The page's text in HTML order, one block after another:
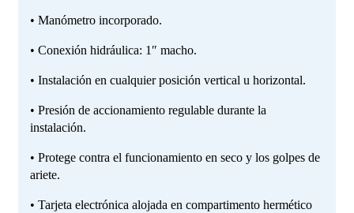
• Manómetro incorporado.
• Conexión hidráulica: 1″ macho.
• Instalación en cualquier posición vertical u horizontal.
• Presión de accionamiento regulable durante la
instalación.
• Protege contra el funcionamiento en seco y los golpes de
ariete.
• Tarjeta electrónica alojada en compartimento hermético